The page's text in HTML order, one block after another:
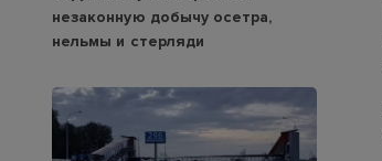
незаконную добычу осетра,
нельмы и стерляди